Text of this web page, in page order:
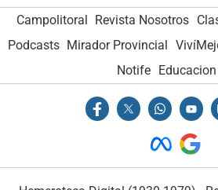
Campolitoral Revista Nosotros
Podcasts Mirador Provincial
Notife